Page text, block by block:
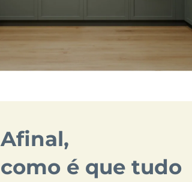
Afinal,
como é que tudo